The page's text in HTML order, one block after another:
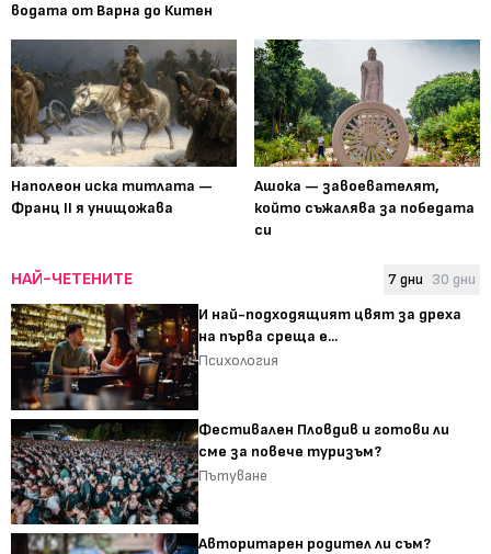
водата от Варна до Китен
Наполеон иска титлата —
Франц II я унищожава
Ашока — завоевателят,
който съжалява за победата
си
НАЙ-ЧЕТЕНИТЕ 7 дни 30 дни
И най-подходящият цвят за дреха
на първа среща е...
Психология
Фестивален Пловдив и готови ли
сме за повече туризъм?
Пътуване
Авторитарен родител ли съм?